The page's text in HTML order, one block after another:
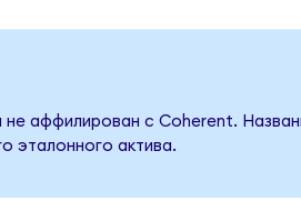
аффилирован с Coherent.
эталонного актива.